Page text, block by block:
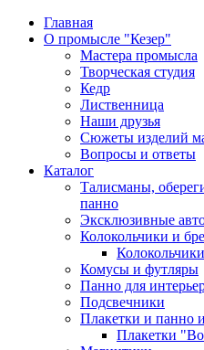
Главная
О промысле "Кезер"
Мастера промысла
Творческая студия
Кедр
Лиственница
Наши друзья
Сюжеты изделий
Вопросы и ответы
Каталог
Талисманы,
панно
Эксклюзивные
Колокольчики и
Комусы и футляры
Панно для
Подсвечники
Плакетки и панно
Плакетки